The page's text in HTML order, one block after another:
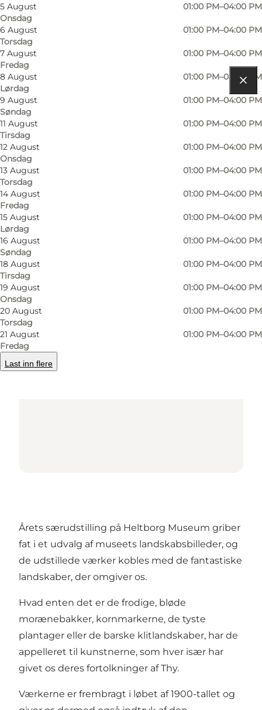
5 August
Onsdag
01:00 PM–04:00 PM
6 August
Torsdag
01:00 PM–04:00 PM
7 August
Fredag
01:00 PM–04:00 PM
8 August
Lørdag
01:00 PM–04:00 PM
9 August
Søndag
01:00 PM–04:00 PM
11 August
Tirsdag
01:00 PM–04:00 PM
12 August
Onsdag
01:00 PM–04:00 PM
13 August
Torsdag
01:00 PM–04:00 PM
14 August
Fredag
01:00 PM–04:00 PM
15 August
Lørdag
01:00 PM–04:00 PM
16 August
Søndag
01:00 PM–04:00 PM
18 August
Tirsdag
01:00 PM–04:00 PM
19 August
Onsdag
01:00 PM–04:00 PM
20 August
Torsdag
01:00 PM–04:00 PM
21 August
Fredag
01:00 PM–04:00 PM
Last inn flere
Få veibeskrivelse
Heltborg Museum
Skårhøjvej 15
7760 Hurup Thy
Årets særudstilling på Heltborg Museum griber
fat i et udvalg af museets landskabsbilleder, og
de udstillede værker kobles med de fantastiske
landskaber, der omgiver os.
Hvad enten det er de frodige, bløde
morænebakker, kornmarkerne, de tyste
plantager eller de barske klitlandskaber, har de
appelleret til kunstnerne, som hver især har
givet os deres fortolkninger af Thy.
Værkerne er frembragt i løbet af 1900-tallet og